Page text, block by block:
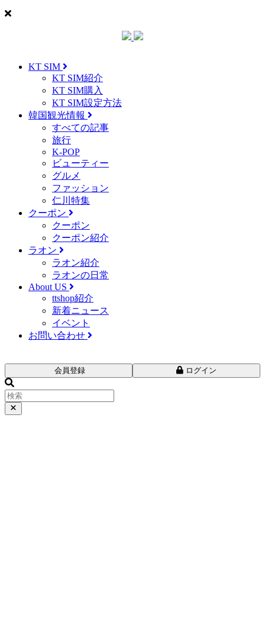
KT SIM
KT SIM紹介
KT SIM購入
KT SIM設定方法
韓国観光情報
すべての記事
旅行
K-POP
ビューティー
グルメ
ファッション
仁川特集
クーポン
クーポン
クーポン紹介
ラオン
ラオン紹介
ラオンの日常
About US
ttshop紹介
新着ニュース
イベント
お問い合わせ
会員登録 ログイン